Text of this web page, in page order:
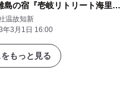
島の宿『壱岐リトリート海里村
故知新』で 極上の夏旅を
温故知新
年3月1日 16:00
もっと見る